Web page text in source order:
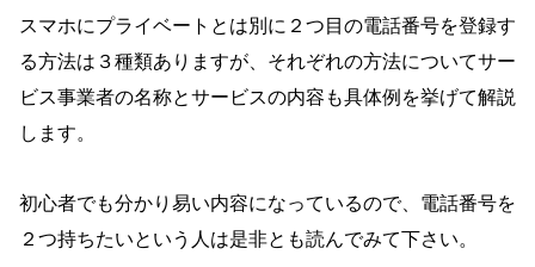
スマホにプライベートとは別に２つ目の電話番号を登録す
る方法は３種類ありますが、それぞれの方法についてサー
ビス事業者の名称とサービスの内容も具体例を挙げて解説
します。
初心者でも分かり易い内容になっているので、電話番号を
２つ持ちたいという人は是非とも読んでみて下さい。